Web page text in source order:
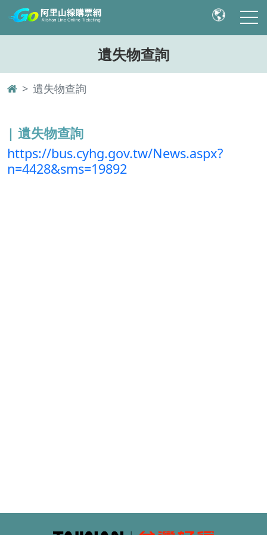
遺失物查詢
遺失物查詢
| 遺失物查詢
https://bus.cyhg.gov.tw/News.aspx?
n=4428&sms=19892